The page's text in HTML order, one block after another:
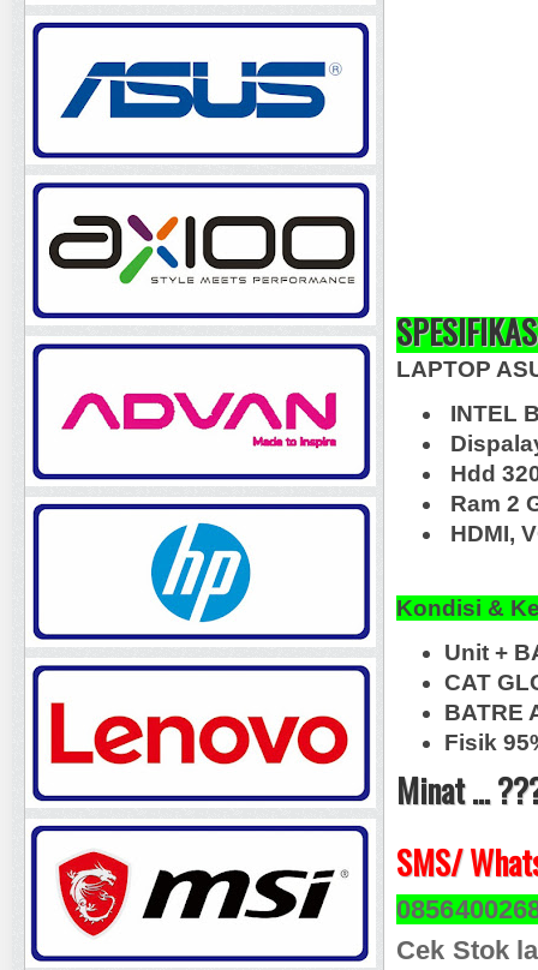
LAPTOP
INTEL
Hdd
Ram 2
HDMI,
Kondisi &
Unit +
CAT
BATRE
Fisik
Minat ...
SMS/
Cek Stok